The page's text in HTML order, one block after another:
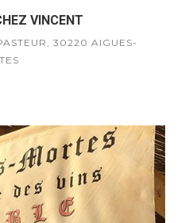
VINCENT
30220 AIGUES-